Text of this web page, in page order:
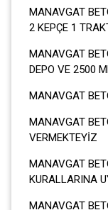
MANAVGAT
2 KEPÇE 1
MANAVGAT
DEPO VE 2500
MANAVGAT
MANAVGAT
VERMEKTEYİZ
MANAVGAT
KURALLARINA
MANAVGAT